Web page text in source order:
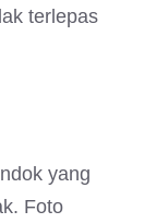
terlepas